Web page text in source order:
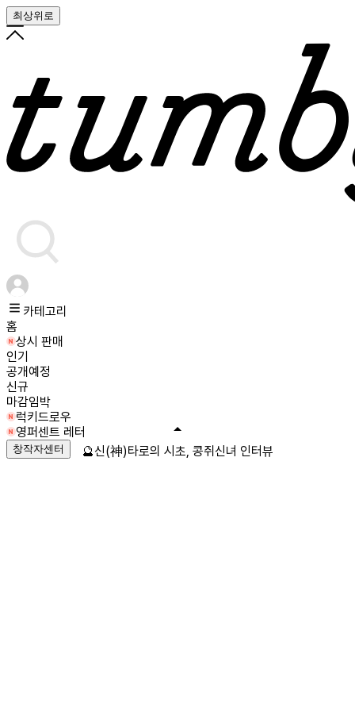
최상위로
카테고리
홈
상시 판매
인기
공개예정
신규
마감임박
럭키드로우
영퍼센트 레터
창작자센터 🔮신(神)타로의 시초, 콩쥐신녀 인터뷰